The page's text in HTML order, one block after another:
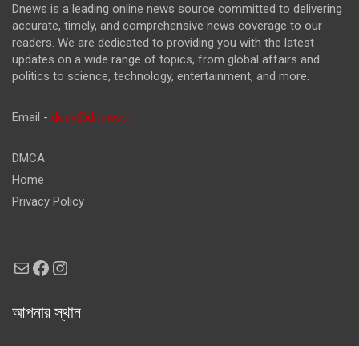
Dnews is a leading online news source committed to delivering
accurate, timely, and comprehensive news coverage to our
readers. We are dedicated to providing you with the latest
updates on a wide range of topics, from global affairs and
politics to science, technology, entertainment, and more.
Email - desk@dnews.in
DMCA
Home
Privacy Policy
MailFacebook
Instagram
আপনার স্থান